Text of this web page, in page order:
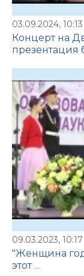
03.09.2024, 10:13
Концерт на
презентация
09.03.2023, 10:17
"Женщина
этот ...